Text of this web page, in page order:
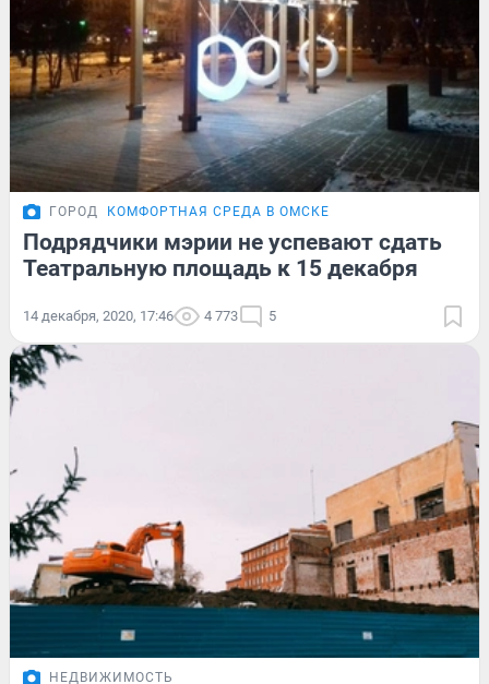
ГОРОД КОМФОРТНАЯ СРЕДА В ОМСКЕ
Подрядчики мэрии не успевают сдать
Театральную площадь к 15 декабря
14 декабря, 2020, 17:46 4 773 5
НЕДВИЖИМОСТЬ